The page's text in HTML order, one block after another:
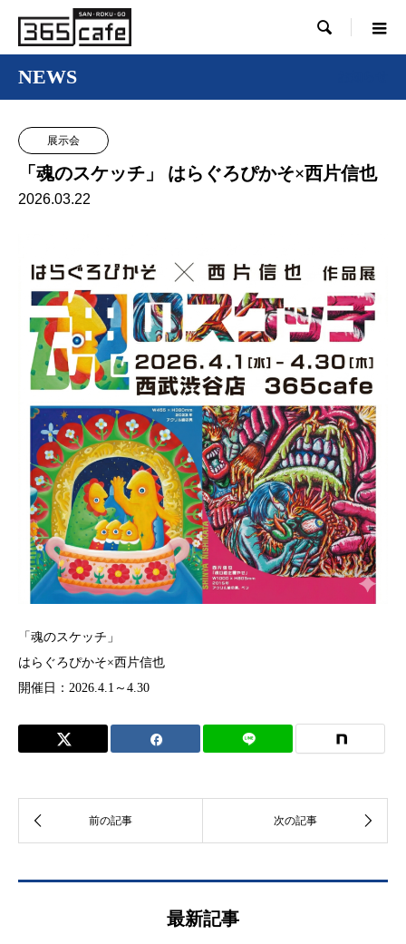

NEWS
展示会
「魂のスケッチ」 はらぐろぴかそ×西片信也
2026.03.22
「魂のスケッチ」
はらぐろぴかそ×西片信也
開催日：2026.4.1～4.30
最新記事